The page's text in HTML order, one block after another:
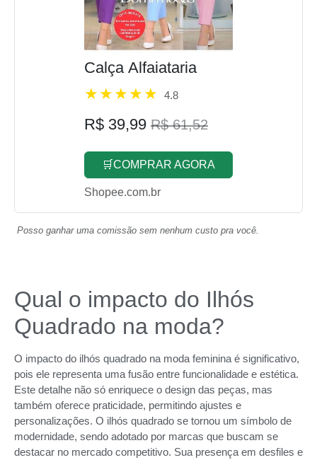
Calça Alfaiataria
4.8
R$ 39,99 R$ 61,52
🛒COMPRAR AGORA
Shopee.com.br
Posso ganhar uma comissão sem nenhum custo pra você.
Qual o impacto do Ilhós
Quadrado na moda?
O impacto do ilhós quadrado na moda feminina é significativo,
pois ele representa uma fusão entre funcionalidade e estética.
Este detalhe não só enriquece o design das peças, mas
também oferece praticidade, permitindo ajustes e
personalizações. O ilhós quadrado se tornou um símbolo de
modernidade, sendo adotado por marcas que buscam se
destacar no mercado competitivo. Sua presença em desfiles e